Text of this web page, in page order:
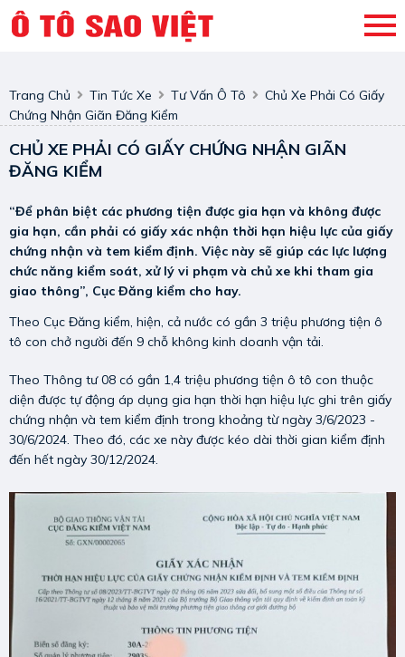
Trang Chủ Tin Tức Xe Tư Vấn Ô Tô
Chủ Xe Phải Có Giấy
Chứng Nhận Giãn Đăng Kiểm
CHỦ XE PHẢI CÓ GIẤY CHỨNG NHẬN GIÃN
ĐĂNG KIỂM
“Để phân biệt các phương tiện được gia hạn và không được
gia hạn, cần phải có giấy xác nhận thời hạn hiệu lực của giấy
chứng nhận và tem kiểm định. Việc này sẽ giúp các lực lượng
chức năng kiểm soát, xử lý vi phạm và chủ xe khi tham gia
giao thông”, Cục Đăng kiểm cho hay.
Theo Cục Đăng kiểm, hiện, cả nước có gần 3 triệu phương tiện ô
tô con chở người đến 9 chỗ không kinh doanh vận tải.
Theo Thông tư 08 có gần 1,4 triệu phương tiện ô tô con thuộc
diện được tự động áp dụng gia hạn thời hạn hiệu lực ghi trên giấy
chứng nhận và tem kiểm định trong khoảng từ ngày 3/6/2023 -
30/6/2024. Theo đó, các xe này được kéo dài thời gian kiểm định
đến hết ngày 30/12/2024.